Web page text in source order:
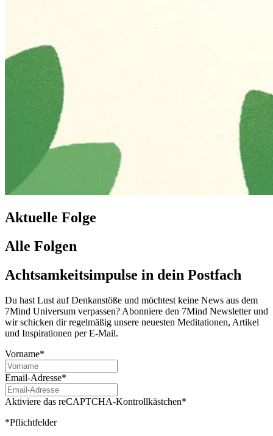
Aktuelle Folge
Alle Folgen
Achtsamkeitsimpulse in dein Postfach
Du hast Lust auf Denkanstöße und möchtest keine News aus dem
7Mind Universum verpassen? Abon­niere den 7Mind News­let­ter und
wir schicken dir regelmäßig unsere neuesten Meditationen, Artikel
und Inspirationen per E-Mail.
Vorname*
Email-Adresse*
Aktiviere das reCAPTCHA-Kontrollkästchen*
*Pflichtfelder